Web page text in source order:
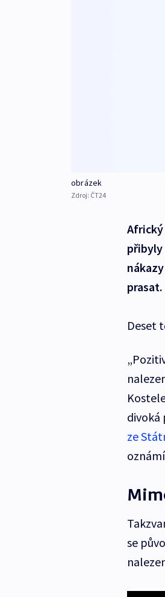
obrázek
Zdroj: ČT24
přibyly
Deset
divoká
ze
se